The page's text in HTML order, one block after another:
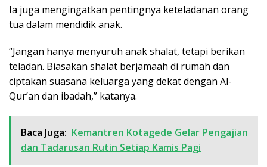
Ia juga mengingatkan pentingnya keteladanan orang
tua dalam mendidik anak.
“Jangan hanya menyuruh anak shalat, tetapi berikan
teladan. Biasakan shalat berjamaah di rumah dan
ciptakan suasana keluarga yang dekat dengan Al-
Qur’an dan ibadah,” katanya.
Baca Juga: Kemantren Kotagede Gelar Pengajian
dan Tadarusan Rutin Setiap Kamis Pagi